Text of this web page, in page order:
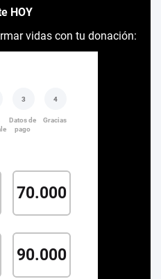
HOY
vidas con tu donación: